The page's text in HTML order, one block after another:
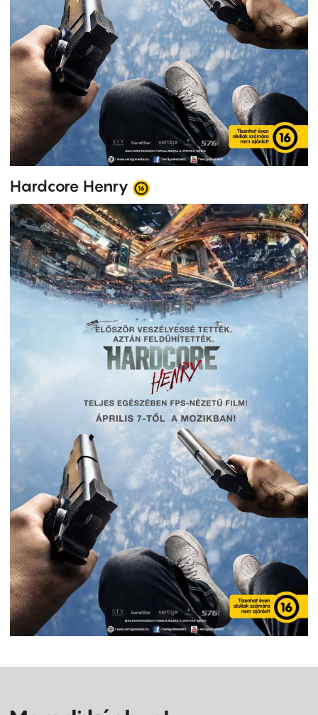
Hardcore Henry